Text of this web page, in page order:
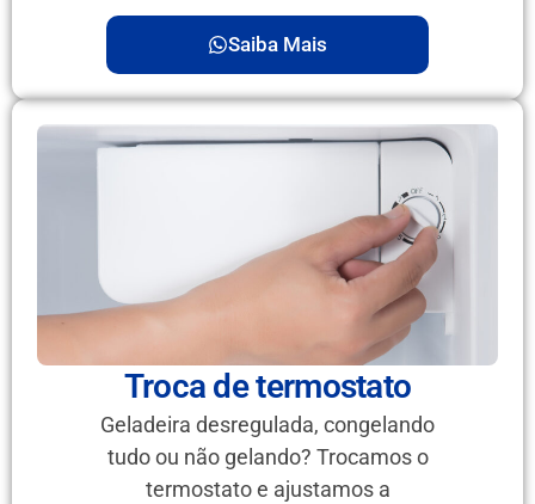
Saiba Mais
Troca de termostato
Geladeira desregulada, congelando
tudo ou não gelando? Trocamos o
termostato e ajustamos a